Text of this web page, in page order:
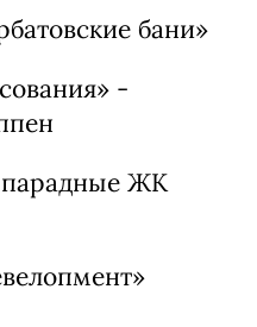
Байкальской
на Байкале»
бани»